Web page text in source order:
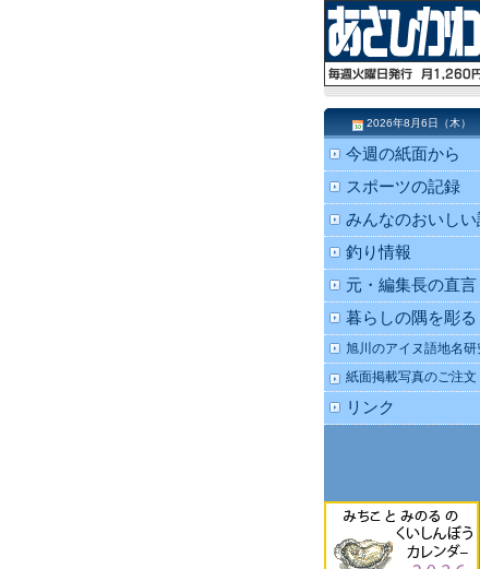
2026年8月6日（木）
今週の紙面から
スポーツの記録
みんなのおいしい
釣り情報
元・編集長の直言
暮らしの隅を彫る
旭川のアイヌ語地名研
紙面掲載写真のご注文
リンク